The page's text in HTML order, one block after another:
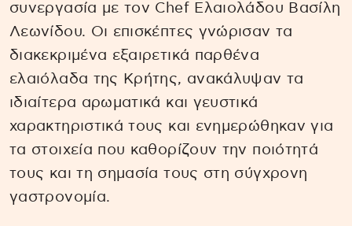
συνεργασία με τον Chef Ελαιολάδου Βασίλη
Λεωνίδου. Οι επισκέπτες γνώρισαν τα
διακεκριμένα εξαιρετικά παρθένα
ελαιόλαδα της Κρήτης, ανακάλυψαν τα
ιδιαίτερα αρωματικά και γευστικά
χαρακτηριστικά τους και ενημερώθηκαν για
τα στοιχεία που καθορίζουν την ποιότητά
τους και τη σημασία τους στη σύγχρονη
γαστρονομία.